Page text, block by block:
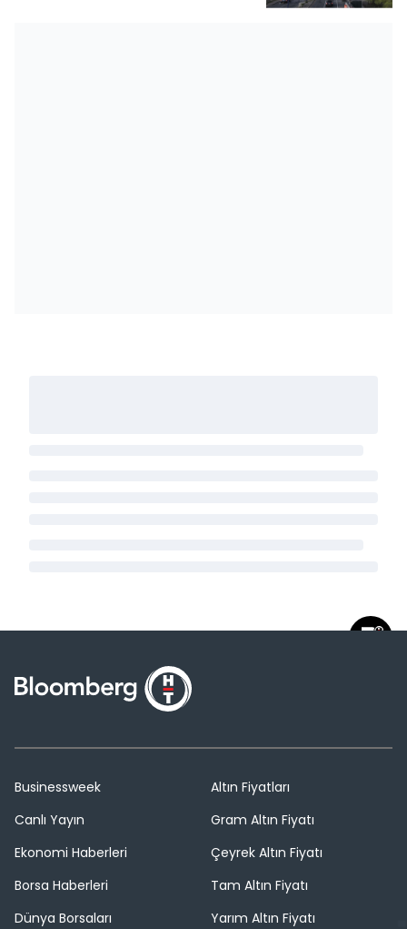
Businessweek
Canlı Yayın
Ekonomi Haberleri
Borsa Haberleri
Dünya Borsaları
Altın Fiyatları
Gram Altın Fiyatı
Çeyrek Altın Fiyatı
Tam Altın Fiyatı
Yarım Altın Fiyatı